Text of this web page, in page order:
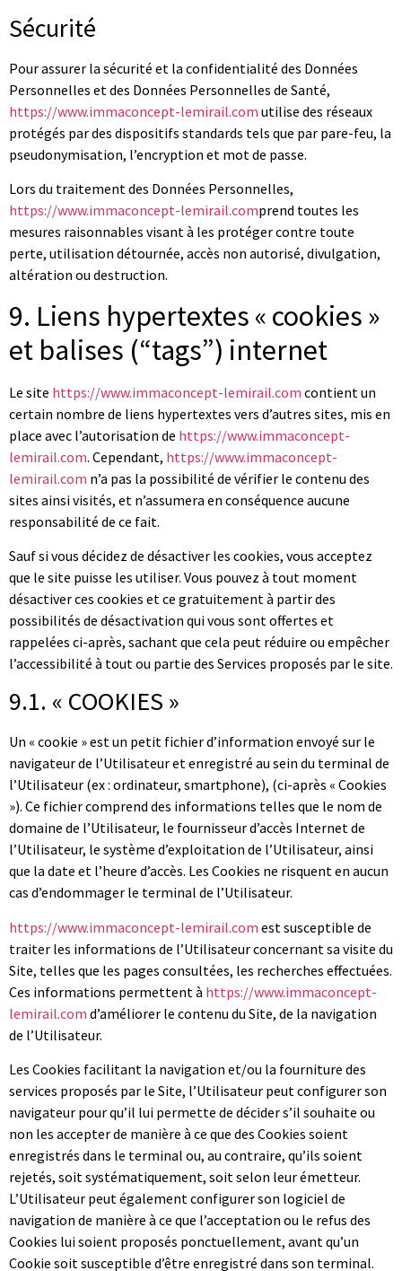
Sécurité
Pour assurer la sécurité et la confidentialité des Données
Personnelles et des Données Personnelles de Santé,
https://www.immaconcept-lemirail.com utilise des réseaux
protégés par des dispositifs standards tels que par pare-feu, la
pseudonymisation, l’encryption et mot de passe.
Lors du traitement des Données Personnelles,
https://www.immaconcept-lemirail.comprend toutes les
mesures raisonnables visant à les protéger contre toute
perte, utilisation détournée, accès non autorisé, divulgation,
altération ou destruction.
9. Liens hypertextes « cookies »
et balises (“tags”) internet
Le site https://www.immaconcept-lemirail.com contient un
certain nombre de liens hypertextes vers d’autres sites, mis en
place avec l’autorisation de https://www.immaconcept-
lemirail.com. Cependant, https://www.immaconcept-
lemirail.com n’a pas la possibilité de vérifier le contenu des
sites ainsi visités, et n’assumera en conséquence aucune
responsabilité de ce fait.
Sauf si vous décidez de désactiver les cookies, vous acceptez
que le site puisse les utiliser. Vous pouvez à tout moment
désactiver ces cookies et ce gratuitement à partir des
possibilités de désactivation qui vous sont offertes et
rappelées ci-après, sachant que cela peut réduire ou empêcher
l’accessibilité à tout ou partie des Services proposés par le site.
9.1. « COOKIES »
Un « cookie » est un petit fichier d’information envoyé sur le
navigateur de l’Utilisateur et enregistré au sein du terminal de
l’Utilisateur (ex : ordinateur, smartphone), (ci-après « Cookies
»). Ce fichier comprend des informations telles que le nom de
domaine de l’Utilisateur, le fournisseur d’accès Internet de
l’Utilisateur, le système d’exploitation de l’Utilisateur, ainsi
que la date et l’heure d’accès. Les Cookies ne risquent en aucun
cas d’endommager le terminal de l’Utilisateur.
https://www.immaconcept-lemirail.com est susceptible de
traiter les informations de l’Utilisateur concernant sa visite du
Site, telles que les pages consultées, les recherches effectuées.
Ces informations permettent à https://www.immaconcept-
lemirail.com d’améliorer le contenu du Site, de la navigation
de l’Utilisateur.
Les Cookies facilitant la navigation et/ou la fourniture des
services proposés par le Site, l’Utilisateur peut configurer son
navigateur pour qu’il lui permette de décider s’il souhaite ou
non les accepter de manière à ce que des Cookies soient
enregistrés dans le terminal ou, au contraire, qu’ils soient
rejetés, soit systématiquement, soit selon leur émetteur.
L’Utilisateur peut également configurer son logiciel de
navigation de manière à ce que l’acceptation ou le refus des
Cookies lui soient proposés ponctuellement, avant qu’un
Cookie soit susceptible d’être enregistré dans son terminal.